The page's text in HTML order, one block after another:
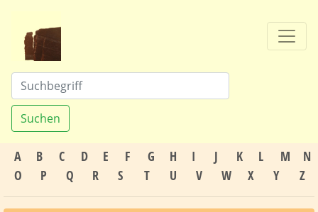
Suchen
A B C D E F G H I J K L M
N
O
P Q R S T U V W X Y Z